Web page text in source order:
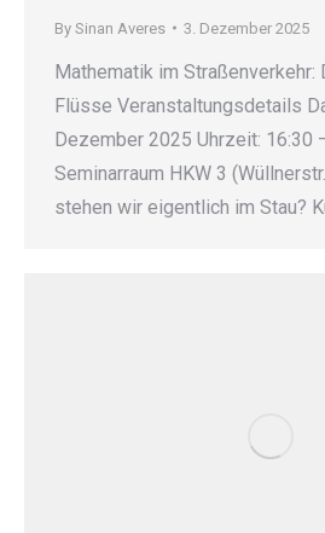
By Sinan Averes 3. Dezember 2025
Mathematik im Straßenverkehr:
Flüsse Veranstaltungsdetails
Dezember 2025 Uhrzeit: 16:30
Seminarraum HKW 3
stehen wir eigentlich im Stau?